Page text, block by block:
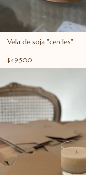
Vela de soja "cercles"
$49.500